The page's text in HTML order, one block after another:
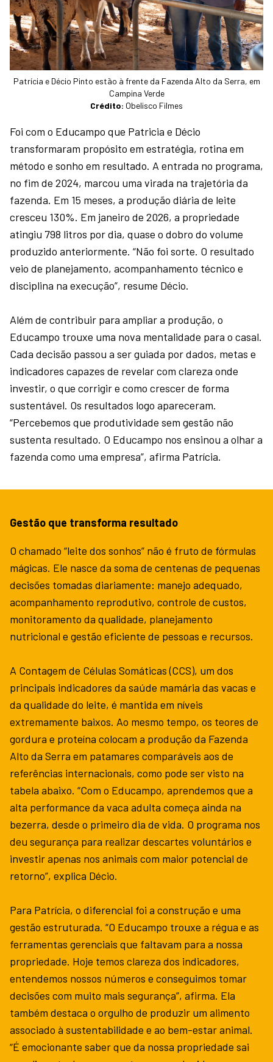
Patrícia e Décio Pinto estão à frente da Fazenda Alto da Serra, em
Campina Verde
Crédito: Obelisco Filmes
Foi com o Educampo que Patricia e Décio
transformaram propósito em estratégia, rotina em
método e sonho em resultado. A entrada no programa,
no fim de 2024, marcou uma virada na trajetória da
fazenda. Em 15 meses, a produção diária de leite
cresceu 130%. Em janeiro de 2026, a propriedade
atingiu 798 litros por dia, quase o dobro do volume
produzido anteriormente. “Não foi sorte. O resultado
veio de planejamento, acompanhamento técnico e
disciplina na execução”, resume Décio.
Além de contribuir para ampliar a produção, o
Educampo trouxe uma nova mentalidade para o casal.
Cada decisão passou a ser guiada por dados, metas e
indicadores capazes de revelar com clareza onde
investir, o que corrigir e como crescer de forma
sustentável. Os resultados logo apareceram.
“Percebemos que produtividade sem gestão não
sustenta resultado. O Educampo nos ensinou a olhar a
fazenda como uma empresa”, afirma Patrícia.
Gestão que transforma resultado
O chamado “leite dos sonhos” não é fruto de fórmulas
mágicas. Ele nasce da soma de centenas de pequenas
decisões tomadas diariamente: manejo adequado,
acompanhamento reprodutivo, controle de custos,
monitoramento da qualidade, planejamento
nutricional e gestão eficiente de pessoas e recursos.
A Contagem de Células Somáticas (CCS), um dos
principais indicadores da saúde mamária das vacas e
da qualidade do leite, é mantida em níveis
extremamente baixos. Ao mesmo tempo, os teores de
gordura e proteína colocam a produção da Fazenda
Alto da Serra em patamares comparáveis aos de
referências internacionais, como pode ser visto na
tabela abaixo. “Com o Educampo, aprendemos que a
alta performance da vaca adulta começa ainda na
bezerra, desde o primeiro dia de vida. O programa nos
deu segurança para realizar descartes voluntários e
investir apenas nos animais com maior potencial de
retorno”, explica Décio.
Para Patrícia, o diferencial foi a construção e uma
gestão estruturada. “O Educampo trouxe a régua e as
ferramentas gerenciais que faltavam para a nossa
propriedade. Hoje temos clareza dos indicadores,
entendemos nossos números e conseguimos tomar
decisões com muito mais segurança”, afirma. Ela
também destaca o orgulho de produzir um alimento
associado à sustentabilidade e ao bem-estar animal.
“É emocionante saber que da nossa propriedade sai